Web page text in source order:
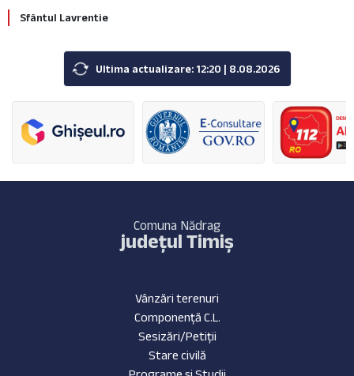
Sfântul Lavrentie
Ultima actualizare: 12:20 | 8.08.2026
Comuna Nădrag
județul Timiș
Vânzări terenuri
Componență C.L.
Sesizări/Petiții
Stare civilă